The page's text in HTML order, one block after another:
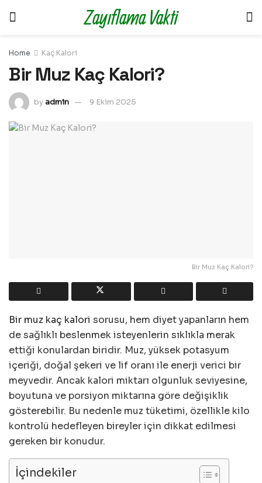
Zayıflama Vakti
Home Kaç Kalori
Bir Muz Kaç Kalori?
byadmin 9 Ekim 2025
Bir Muz Kaç Kalori?
Bir muz kaç kalori sorusu, hem diyet yapanların hem
de sağlıklı beslenmek isteyenlerin sıklıkla merak
ettiği konulardan biridir. Muz, yüksek potasyum
içeriği, doğal şekeri ve lif oranı ile enerji verici bir
meyvedir. Ancak kalori miktarı olgunluk seviyesine,
boyutuna ve porsiyon miktarına göre değişiklik
gösterebilir. Bu nedenle muz tüketimi, özellikle kilo
kontrolü hedefleyen bireyler için dikkat edilmesi
gereken bir konudur.
İçindekiler